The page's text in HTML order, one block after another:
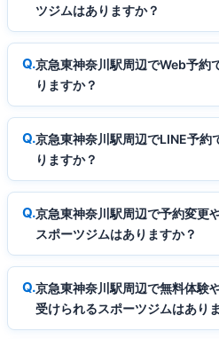
ツジムはありますか？
京急東神奈川駅周辺でWeb予約
りますか？
京急東神奈川駅周辺でLINE予約
りますか？
京急東神奈川駅周辺で予約変更
スポーツジムはありますか？
京急東神奈川駅周辺で無料体験
受けられるスポーツジムはあり